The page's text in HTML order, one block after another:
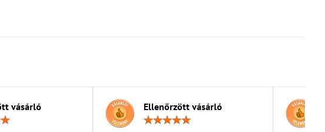
vásárló
Ellenőrzött vásárló